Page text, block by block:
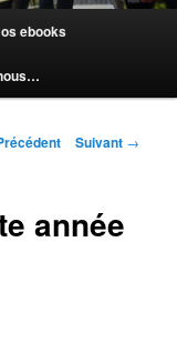
ebooks
Suivant →
année